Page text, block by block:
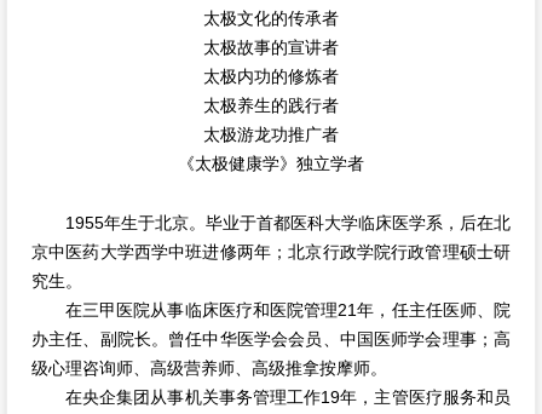
太极文化的传承者
太极故事的宣讲者
太极内功的修炼者
太极养生的践行者
太极游龙功推广者
《太极健康学》独立学者
1955年生于北京。毕业于首都医科大学临床医学系，后在北
京中医药大学西学中班进修两年；北京行政学院行政管理硕士研
究生。
在三甲医院从事临床医疗和医院管理21年，任主任医师、院
办主任、副院长。曾任中华医学会会员、中国医师学会理事；高
级心理咨询师、高级营养师、高级推拿按摩师。
在央企集团从事机关事务管理工作19年，主管医疗服务和员